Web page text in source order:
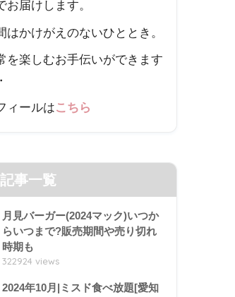
お届けします。
はかけがえのないひととき。
を楽しむお手伝いができます
ィールはこちら
事一覧
月見バーガー(2024マック)いつか
らいつまで?販売期間や売り切れ
時期も
322924 views
2024年10月|ミスド食べ放題[愛知